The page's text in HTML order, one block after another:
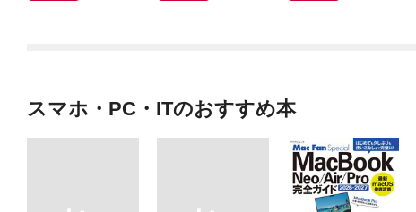
スマホ・PC・ITのおすすめ本